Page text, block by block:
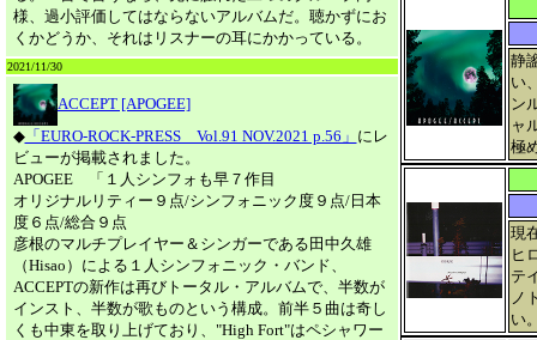
様、過小評価してはならないアルバムだ。聴かずにお
くかどうか、それはリスナーの耳にかかっている。
2021/11/30
ACCEPT [APOGEE]
◆「EURO-ROCK-PRESS Vol.91 NOV.2021 p.56」 にレ
ビューが掲載されました。
APOGEE 「１人シンフォも早７作目
オリジナルリティー９点/シンフォニック度９点/日本
度６点/総合９点
彦根のマルチプレイヤー＆シンガーである田中久雄
（Hisao）による１人シンフォニック・バンド、
ACCEPTの新作は再びトータル・アルバムで、半数が
インスト、半数が歌ものという構成。前半５曲は奇し
くも中東を取り上げており、"High Fort"はペシャワー
静
い
ン
ャ
極
現
ヒ
テ
ノ
い